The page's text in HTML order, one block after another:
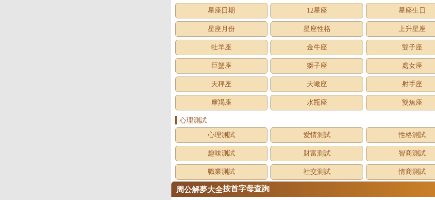
星座日期 12星座 星座生日
星座月份 星座性格 上升星座
牡羊座 金牛座 雙子座
巨蟹座 獅子座 處女座
天秤座 天蠍座 射手座
摩羯座 水瓶座 雙魚座
心理測試
心理測試
愛情測試 性格測試
趣味測試 財富測試 智商測試
職業測試 社交測試 情商測試
周公解夢大全按首字母查詢